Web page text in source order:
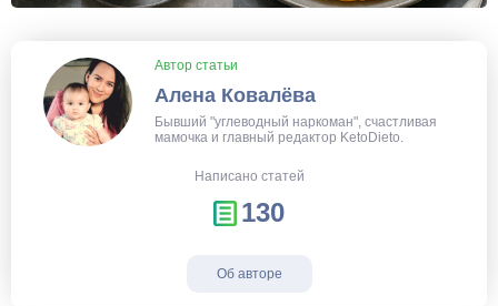
Автор статьи
Алена Ковалёва
Бывший "углеводный наркоман", счастливая
мамочка и главный редактор KetoDieto.
Написано статей
130
Об авторе